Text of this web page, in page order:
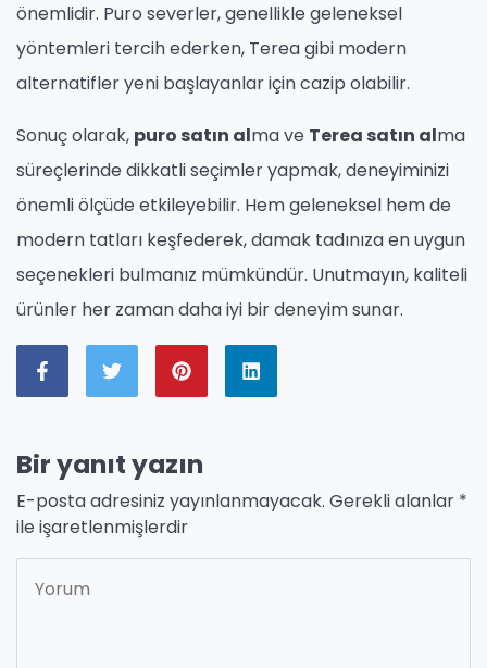
önemlidir. Puro severler, genellikle geleneksel
yöntemleri tercih ederken, Terea gibi modern
alternatifler yeni başlayanlar için cazip olabilir.
Sonuç olarak, puro satın alma ve Terea satın alma
süreçlerinde dikkatli seçimler yapmak, deneyiminizi
önemli ölçüde etkileyebilir. Hem geleneksel hem de
modern tatları keşfederek, damak tadınıza en uygun
seçenekleri bulmanız mümkündür. Unutmayın, kaliteli
ürünler her zaman daha iyi bir deneyim sunar.
Bir yanıt yazın
E-posta adresiniz yayınlanmayacak. Gerekli alanlar *
ile işaretlenmişlerdir